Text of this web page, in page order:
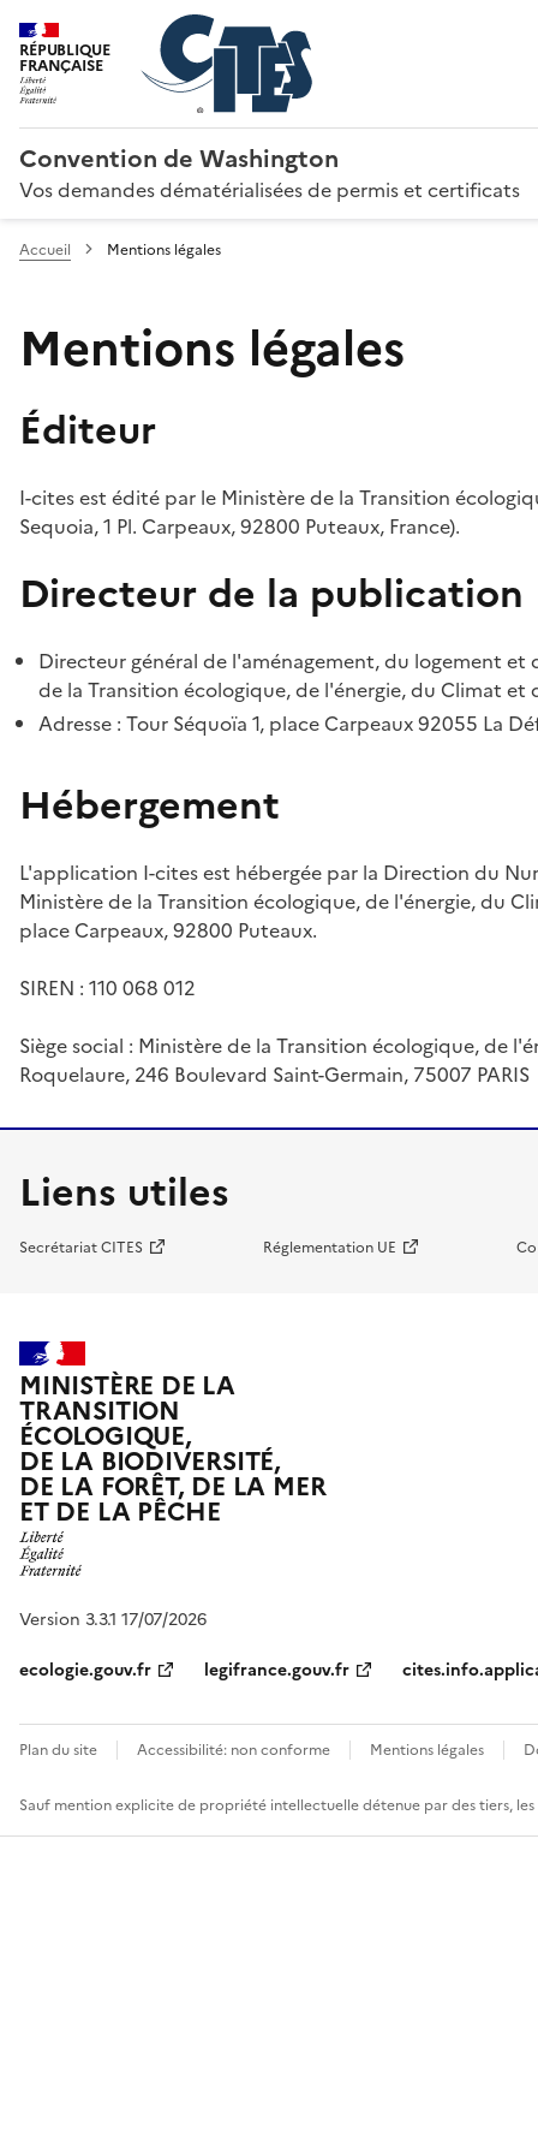
RÉPUBLIQUE
FRANÇAISE
Convention de Washington
Vos demandes dématérialisées de permis et certificats
Accueil Mentions légales
Mentions légales
Éditeur
I-cites est édité par le Ministère de la Transition
Sequoia, 1 Pl. Carpeaux, 92800 Puteaux, France).
Directeur de la publication
Directeur général de l'aménagement, du logement
de la Transition écologique, de l'énergie, du Climat et
Adresse : Tour Séquoïa 1, place Carpeaux 92055 La
Hébergement
L'application I-cites est hébergée par la Direction du
Ministère de la Transition écologique, de l'énergie, du
place Carpeaux, 92800 Puteaux.
SIREN : 110 068 012
Siège social : Ministère de la Transition écologique, de
Roquelaure, 246 Boulevard Saint-Germain, 75007 PARIS
Liens utiles
Secrétariat CITES Réglementation UE
MINISTÈRE DE LA
TRANSITION
ÉCOLOGIQUE,
DE LA BIODIVERSITÉ,
DE LA FORÊT, DE LA MER
ET DE LA PÊCHE
Version 3.3.1 17/07/2026
ecologie.gouv.fr
legifrance.gouv.fr
Plan du site Accessibilité: non conforme Mentions légales
Sauf mention explicite de propriété intellectuelle détenue par des tiers,